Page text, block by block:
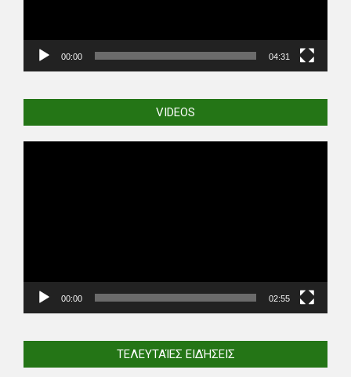
00:00 04:31
VIDEOS
00:00 02:55
ΤΕΛΕΥΤΑΊΕΣ ΕΙΔΉΣΕΙΣ